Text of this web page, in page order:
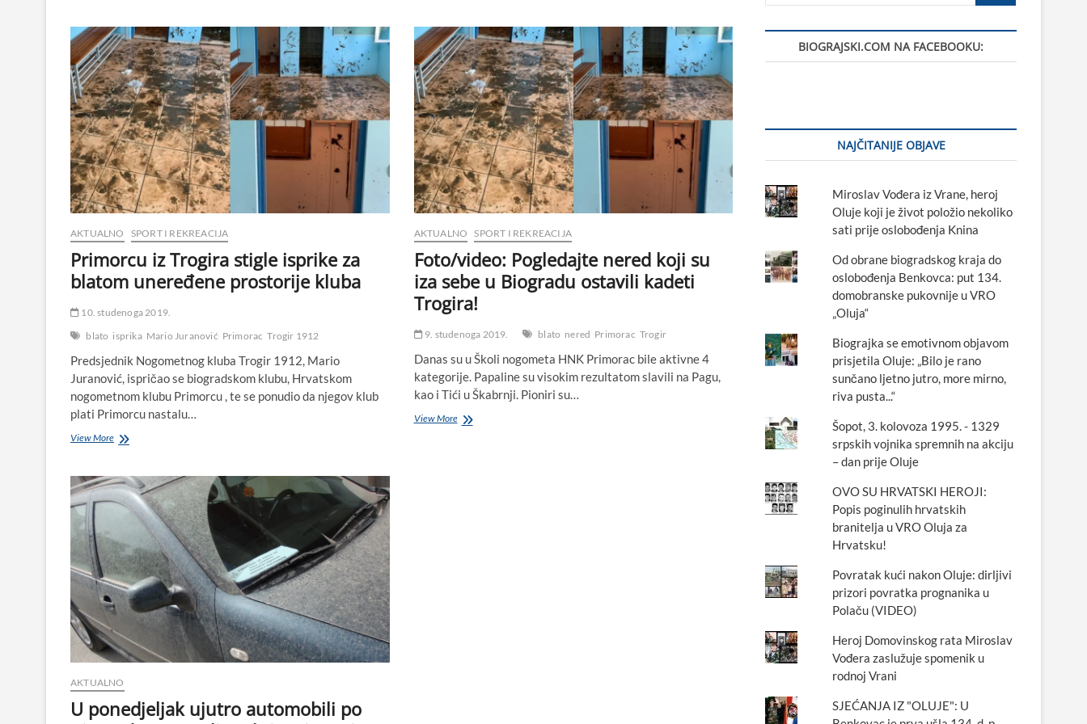
AKTUALNO SPORT I REKREACIJA
Primorcu iz Trogira stigle isprike za
blatom uneređene prostorije kluba
10. studenoga 2019.
blato isprika Mario Juranović Primorac Trogir 1912
Predsjednik Nogometnog kluba Trogir 1912, Mario
Juranović, ispričao se biogradskom klubu, Hrvatskom
nogometnom klubu Primorcu , te se ponudio da njegov klub
plati Primorcu nastalu…
View MorePrimorcu
stigle
isprike
uneređene
prostorije
kluba
AKTUALNO SPORT I REKREACIJA
Foto/video: Pogledajte nered koji su
iza sebe u Biogradu ostavili kadeti
Trogira!
9. studenoga 2019. blato nered Primorac Trogir
Danas su u Školi nogometa HNK Primorac bile aktivne 4
kategorije. Papaline su visokim rezultatom slavili na Pagu,
kao i Tići u Škabrnji. Pioniri su…
View MoreFoto/video:
AKTUALNO
U ponedjeljak ujutro automobili po
BIOGRAJSKI.COM NA FACEBOOKU:
NAJČITANIJE OBJAVE
Miroslav Vođera iz Vrane, heroj
Oluje koji je život položio nekoliko
sati prije oslobođenja Knina
Od obrane biogradskog kraja do
oslobođenja Benkovca: put 134.
domobranske pukovnije u VRO
„Oluja“
Biograjka se emotivnom objavom
prisjetila Oluje: „Bilo je rano
sunčano ljetno jutro, more mirno,
riva pusta...“
Šopot, 3. kolovoza 1995. - 1329
srpskih vojnika spremnih na akciju
– dan prije Oluje
OVO SU HRVATSKI HEROJI:
Popis poginulih hrvatskih
branitelja u VRO Oluja za
Hrvatsku!
Povratak kući nakon Oluje: dirljivi
prizori povratka prognanika u
Polaču (VIDEO)
Heroj Domovinskog rata Miroslav
Vođera zaslužuje spomenik u
rodnoj Vrani
SJEĆANJA IZ "OLUJE": U